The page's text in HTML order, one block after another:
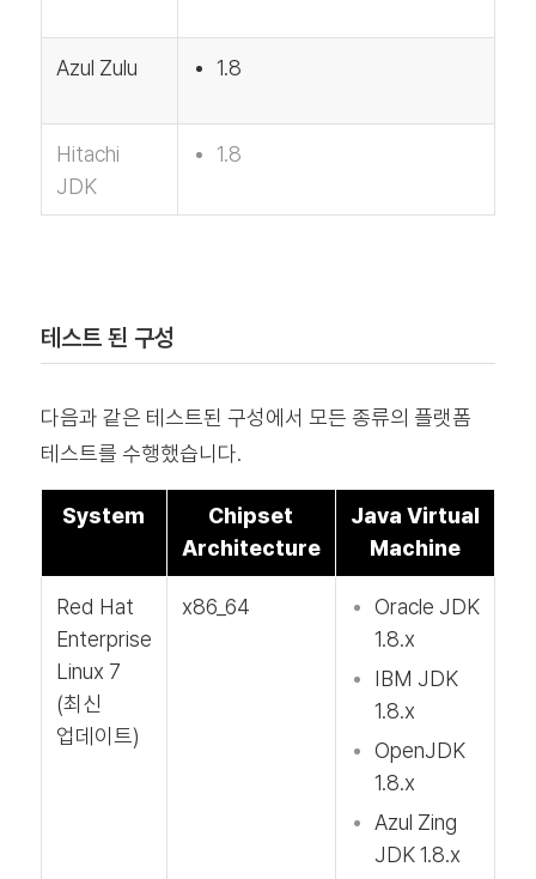
Azul Zulu 1.8
Hitachi
JDK
1.8
테스트 된 구성
다음과 같은 테스트된 구성에서 모든 종류의 플랫폼
테스트를 수행했습니다.
System
Chipset
Architecture
Java Virtual
Machine
Red Hat
Enterprise
Linux 7
(최신
업데이트)
x86_64
Oracle JDK
1.8.x
IBM JDK
1.8.x
OpenJDK
1.8.x
Azul Zing
JDK 1.8.x